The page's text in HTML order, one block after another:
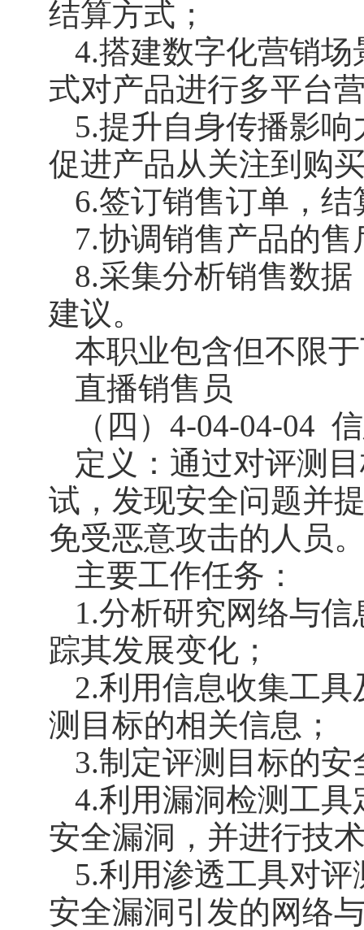
结算方式；
4.搭建数字化营销
式对产品进行多平台
5.提升自身传播影
促进产品从关注到购
6.签订销售订单，
7.协调销售产品的售
8.采集分析销售数
建议。
本职业包含但不限
直播销售员
（四）4-04-04-04
定义：通过对评测
试，发现安全问题并
免受恶意攻击的人员
主要工作任务：
1.分析研究网络与
踪其发展变化；
2.利用信息收集工
测目标的相关信息；
3.制定评测目标的
4.利用漏洞检测工
安全漏洞，并进行技
5.利用渗透工具对
安全漏洞引发的网络